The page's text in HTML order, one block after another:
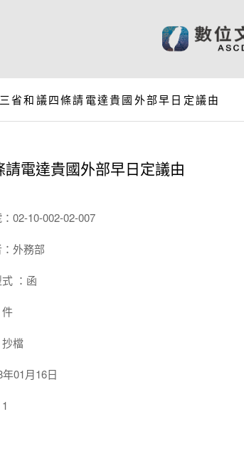
省和議四條請電達貴國外部早日定議由
電達貴國外部早日定議由
02-10-002-02-007
外務部
：函
檔
01月16日